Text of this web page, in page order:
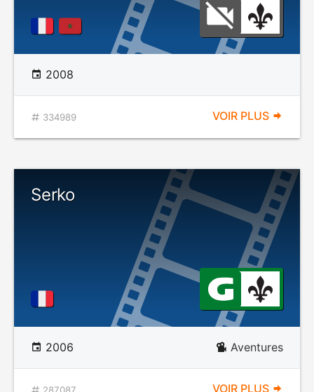
2008
334989 VOIR PLUS
Serko
2006 Aventures
VOIR PLUS